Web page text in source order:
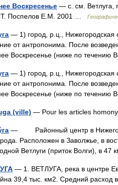
Воскресенье — с. см. Ветлуга,
Поспелов Е.М. 2001 …
— 1) город, р.ц., Нижегородская
от антропонима. После
Воскресенье (ниже по
— 1) город, р.ц., Нижегородская
от антропонима. После
Воскресенье (ниже по
(ville) — Pour les articles
— Районный центр в
Расположен в Заволжье, в
Ветлуги (приток Волги), в
— 1. ВЕТЛУГА, река в центре
39,4 тыс. км2. Средний расход